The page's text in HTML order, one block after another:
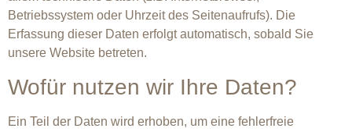
Betriebssystem oder Uhrzeit des Seitenaufrufs). Die
Erfassung dieser Daten erfolgt automatisch, sobald Sie
unsere Website betreten.
Wofür nutzen wir Ihre Daten?
Ein Teil der Daten wird erhoben, um eine fehlerfreie